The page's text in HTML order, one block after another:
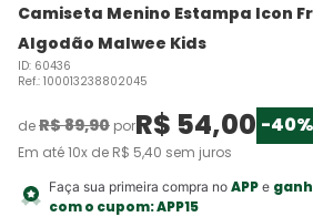
Camiseta Menino Estampa Icon
Algodão Malwee Kids
ID: 60436
Ref.: 100013238802045
deR$89,90 porR$ 54,00 -40%
Em até10x de R$ 5,40 sem juros
Faça sua primeira compra no APPe
com o cupom:APP15